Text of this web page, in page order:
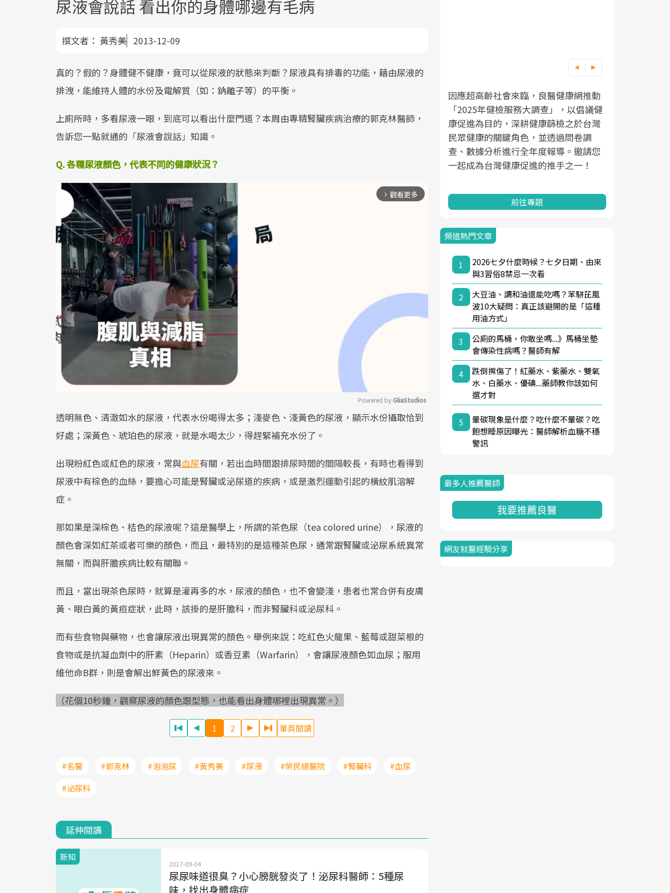
尿液會說話 看出你的身體哪邊有毛病
撰文者： 黃秀美 2013-12-09
真的？假的？身體健不健康，竟可以從尿液的狀態來判斷？尿液具有排毒的功能，藉由尿液的
排洩，能維持人體的水份及電解質（如：鈉離子等）的平衡。
上廁所時，多看尿液一眼，到底可以看出什麼門道？本周由專精腎臟疾病治療的郭克林醫師，
告訴您一點就通的「尿液會說話」知識。
Q. 各種尿液顏色，代表不同的健康狀況？
arrow_forward_ios 觀看更多
Powered by GliaStudios
透明無色、清澈如水的尿液，代表水份喝得太多；淺麥色、淺黃色的尿液，顯示水份攝取恰到
好處；深黃色、琥珀色的尿液，就是水喝太少，得趕緊補充水份了。
出現粉紅色或紅色的尿液，常與血尿有關，若出血時間跟排尿時間的間隔較長，有時也看得到
尿液中有棕色的血絲，要擔心可能是腎臟或泌尿道的疾病，或是激烈運動引起的橫紋肌溶解
症。
那如果是深棕色、桔色的尿液呢？這是醫學上，所謂的茶色尿（tea colored urine），尿液的
顏色會深如紅茶或者可樂的顏色，而且，最特別的是這種茶色尿，通常跟腎臟或泌尿系統異常
無關，而與肝膽疾病比較有關聯。
而且，當出現茶色尿時，就算是灌再多的水，尿液的顏色，也不會變淺，患者也常合併有皮膚
黃、眼白黃的黃疸症狀，此時，該掛的是肝膽科，而非腎臟科或泌尿科。
而有些食物與藥物，也會讓尿液出現異常的顏色。舉例來說：吃紅色火龍果、藍莓或甜菜根的
食物或是抗凝血劑中的肝素（Heparin）或香豆素（Warfarin），會讓尿液顏色如血尿；服用
維他命B群，則是會解出鮮黃色的尿液來。
（花個10秒鐘，觀察尿液的顏色跟型態，也能看出身體哪裡出現異常。）
1 2 單頁閱讀
#名醫 #郭克林 #泡泡尿 #黃秀美 #尿液 #榮民總醫院 #腎臟科
#血尿
#泌尿科
延伸閱讀
新知
2017-09-04
尿尿味道很臭？小心膀胱發炎了！泌尿科醫師：5種尿
味，找出身體病症
面對超高齡社會的浪潮，台灣正在快速
政策如「健康台灣推動委員會」與「長
2025年，就到良醫生活祭體驗「一站式
全面啟動你的健康革命！
良醫健康網從「換季的身體變化」出
建立對亞健康的認知，進而引導實際的
根據不同性別與年齡，帶你找到過去、
化，知道該如何照顧自己。
因應超高齡社會來臨，良醫健康網推動
「2025年健檢服務大調查」，以倡議健
康促進為目的，深耕健康篩檢之於台灣
民眾健康的關鍵角色，並透過問卷調
查、數據分析進行全年度報導。邀請您
一起成為台灣健康促進的推手之一！
前往專題
頻道熱門文章
1
2026七夕什麼時候？七夕日期、由來
與3習俗8禁忌一次看
2
大豆油、調和油還能吃嗎？苯駢芘風
波10大疑問：真正該避開的是「這種
用油方式」
3
公廁的馬桶，你敢坐嗎...》馬桶坐墊
會傳染性病嗎？醫師有解
4
跌倒擦傷了！紅藥水、紫藥水、雙氧
水、白藥水、優碘...藥師教你該如何
選才對
5
暈碳現象是什麼？吃什麼不暈碳？吃
飽想睡原因曝光：醫師解析血糖不穩
警訊
最多人推薦醫師
我要推薦良醫
網友就醫經驗分享